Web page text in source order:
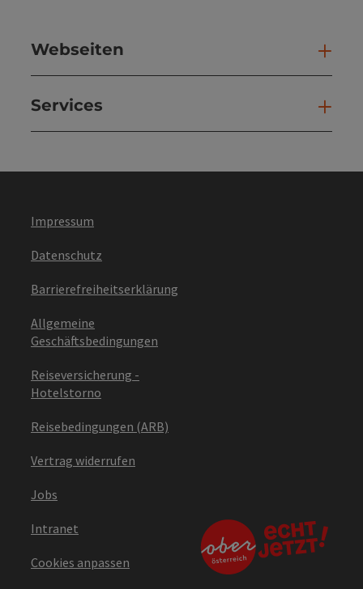
Webseiten
Services
Impressum
Datenschutz
Barrierefreiheitserklärung
Allgemeine
Geschäftsbedingungen
Reiseversicherung -
Hotelstorno
Reisebedingungen (ARB)
Vertrag widerrufen
Jobs
Intranet
Cookies anpassen